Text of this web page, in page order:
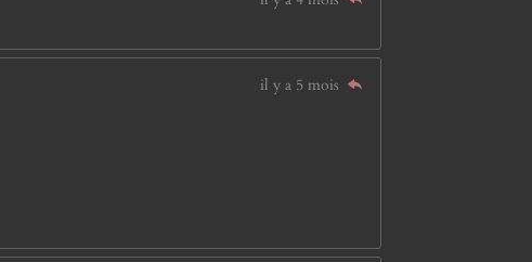
il y a 5 mois